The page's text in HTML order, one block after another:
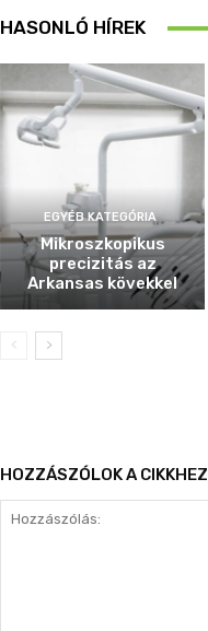
HASONLÓ HÍREK
EGYÉB KATEGÓRIA
Mikroszkopikus
precizitás az
Arkansas kövekkel
HOZZÁSZÓLOK A CIKKHEZ